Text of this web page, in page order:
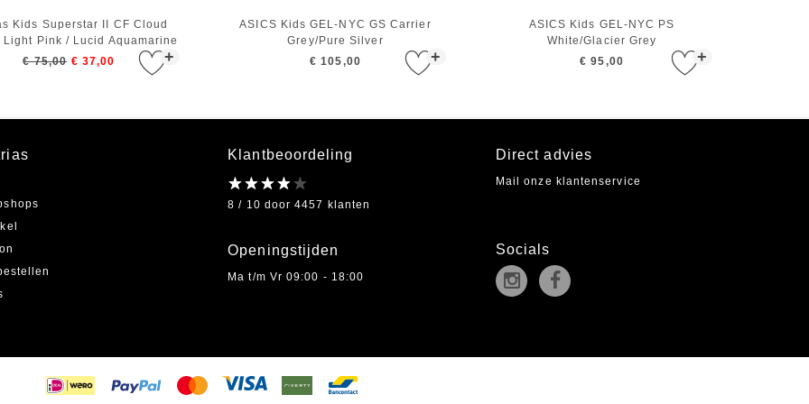
+
Kids Superstar II CF Cloud
Light Pink / Lucid Aquamarine
€ 75,00 € 37,00 +
ASICS Kids GEL-NYC GS Carrier
Grey/Pure Silver
€ 105,00
+
ASICS Kids GEL-NYC PS
White/Glacier Grey
€ 95,00
Klantbeoordeling
8 / 10 door 4457 klanten
Openingstijden
Ma t/m Vr 09:00 - 18:00
Direct advies
Mail onze klantenservice
Socials